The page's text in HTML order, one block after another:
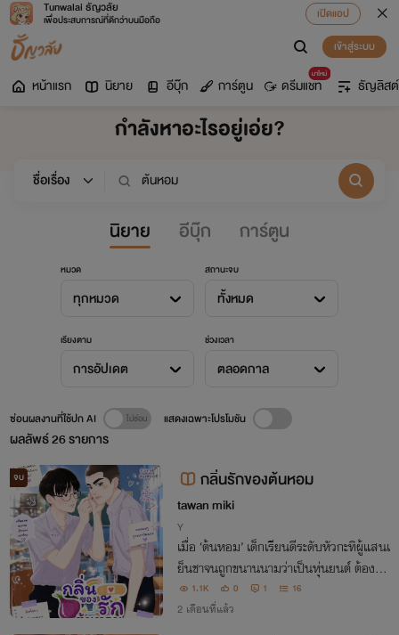
Tunwalai ธัญวลัย
เพื่อประสบการณ์ที่ดีกว่าบนมือถือ
เปิดแอป
เข้าสู่ระบบ
หน้าแรก นิยาย อีบุ๊ก การ์ตูน
มาใหม่
ดรีมแชท ธัญลิสต์
กำลังหาอะไรอยู่เอ่ย?
นิยาย อีบุ๊ก การ์ตูน
หมวด
ทุกหมวด
สถานะจบ
ทั้งหมด
เรียงตาม
การอัปเดต
ช่วงเวลา
ตลอดกาล
ผลลัพธ์26รายการ
ซ่อนผลงานที่ใช้ปก AI แสดงเฉพาะโปรโมชัน
จบ กลิ่นรักของต้นหอม
tawan miki
Y
เมื่อ ‘ต้นหอม’ เด็กเรียนดีระดับหัวกะทิผู้แสนเ
ย็นชาจนถูกขนานนามว่าเป็นหุ่นยนต์ ต้องรับ
ภารกิจด่วนจากครูประจำชั้นให้ย้ายจากห้องเ
พชรที่แสนสมบูรณ์แบบ มาอยู่ ‘ห้องบ๊วย’
1.1K 0 1 16
2 เดือนที่แล้ว